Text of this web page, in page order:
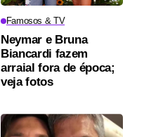
Famosos & TV
Neymar e Bruna
Biancardi fazem
arraial fora de época;
veja fotos